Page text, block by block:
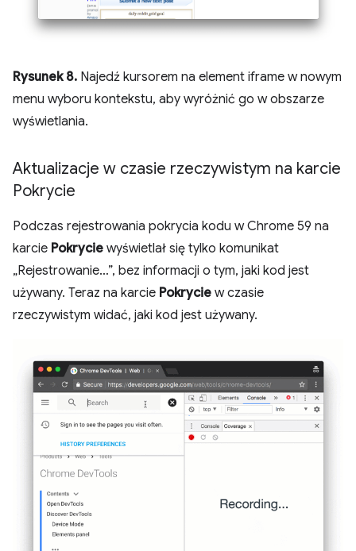
Rysunek 8. Najedź kursorem na element iframe w nowym
menu wyboru kontekstu, aby wyróżnić go w obszarze
wyświetlania.
Aktualizacje w czasie rzeczywistym na karcie
Pokrycie
Podczas rejestrowania pokrycia kodu w Chrome 59 na
karcie Pokrycie wyświetlał się tylko komunikat
„Rejestrowanie…”, bez informacji o tym, jaki kod jest
używany. Teraz na karcie Pokrycie w czasie
rzeczywistym widać, jaki kod jest używany.